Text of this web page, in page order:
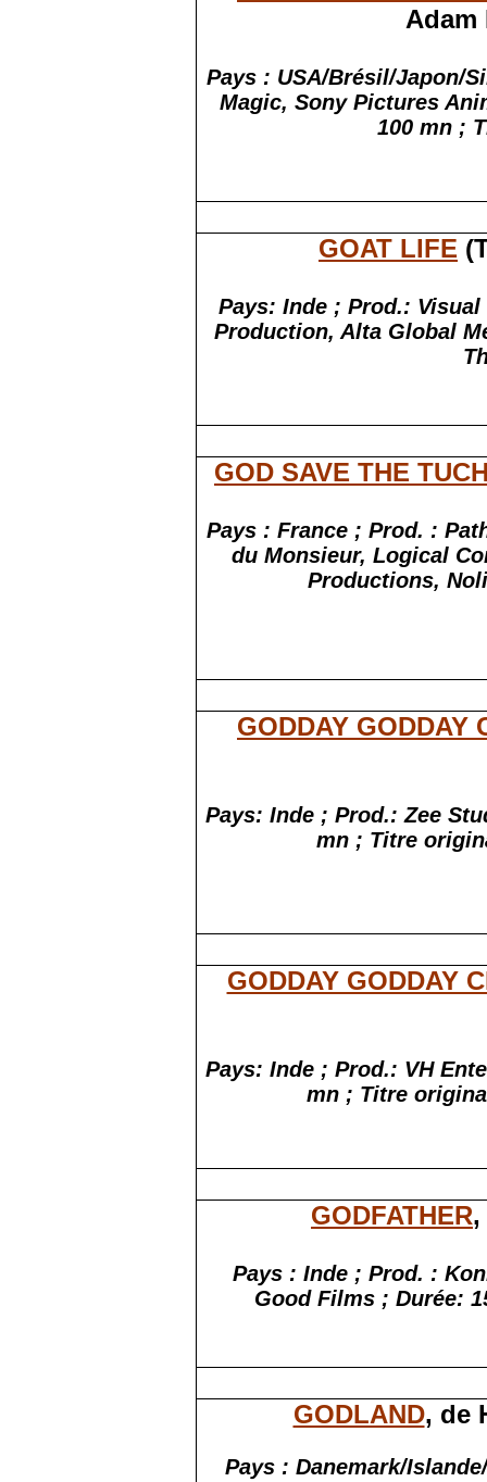
Adam
Pays : USA/Brésil/Japon/
Magic, Sony Pictures
100 mn ;
GOAT LIFE
Pays: Inde ; Prod.:
Production, Alta Global
GOD SAVE THE
Pays : France ; Prod. :
du Monsieur, Logical
Productions,
GODDAY GODDAY
Pays: Inde ; Prod.: Zee
mn ; Titre
GODDAY GODDAY
Pays: Inde ; Prod.: VH
mn ; Titre
GODFATHER,
Pays : Inde ; Prod. :
Good Films ; Durée:
GODLAND, de
Pays : Danemark/